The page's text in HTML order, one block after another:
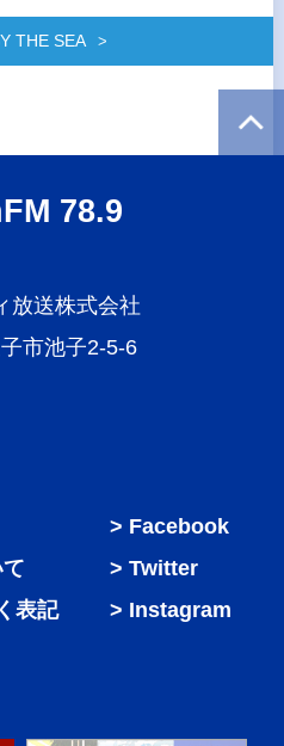
THE SEA
78.9
放送株式会社
市池子2-5-6
表記
Facebook
Twitter
Instagram